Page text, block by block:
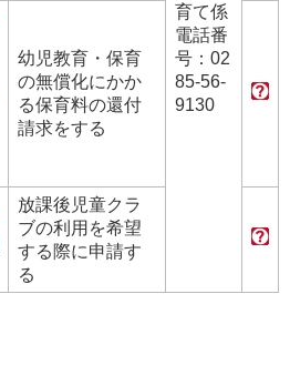
育て係
電話番
号：02
85-56-
9130
幼児教育・保育
の無償化にかか
る保育料の還付
請求をする
放課後児童クラ
ブの利用を希望
する際に申請す
る